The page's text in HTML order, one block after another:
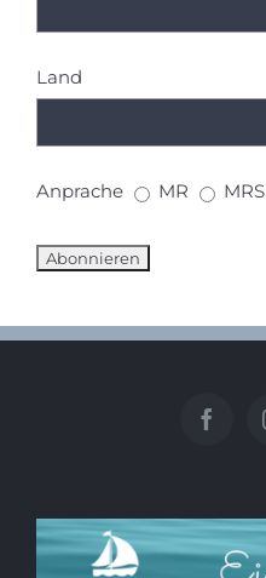
Land
Anprache MR MRS